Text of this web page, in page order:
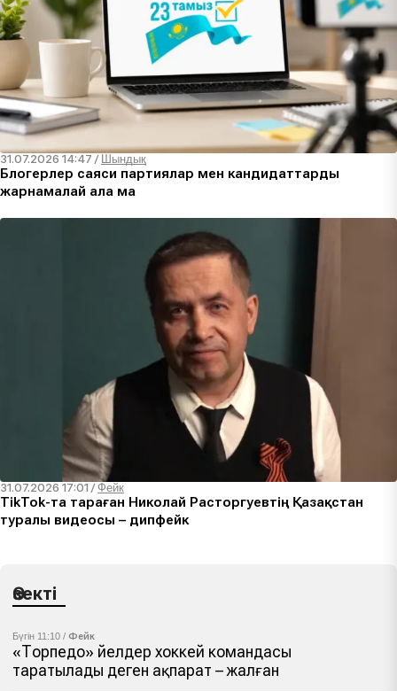
31.07.2026 14:47 / Шындық
Блогерлер саяси партиялар мен кандидаттарды
жарнамалай ала ма
31.07.2026 17:01 /Фейк
TikTok-та тараған Николай Расторгуевтің Қазақстан
туралы видеосы – дипфейк
Өзекті
Бүгін 11:10 / Фейк
«Торпедо» әйелдер хоккей командасы
таратылады деген ақпарат – жалған